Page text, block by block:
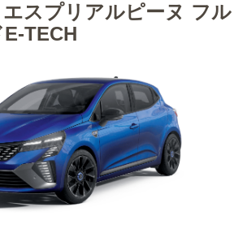
スプリアルピーヌ フル
TECH